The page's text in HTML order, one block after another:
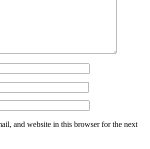
and website in this browser for the next